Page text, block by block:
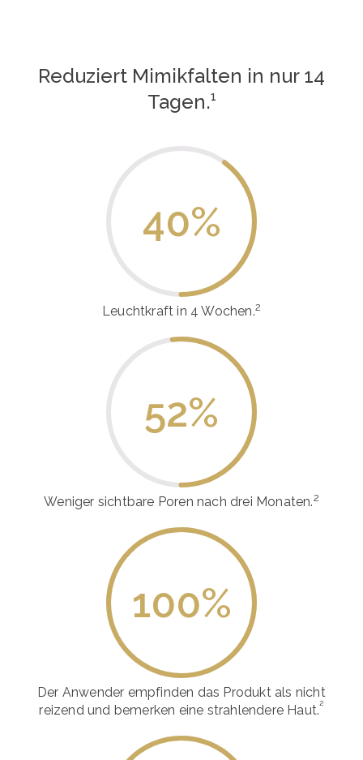
Reduziert Mimikfalten in nur 14
Tagen.¹
40%
Leuchtkraft in 4 Wochen.2
52%
Weniger sichtbare Poren nach drei Monaten.2
100%
Der Anwender empfinden das Produkt als nicht
reizend und bemerken eine strahlendere Haut.²